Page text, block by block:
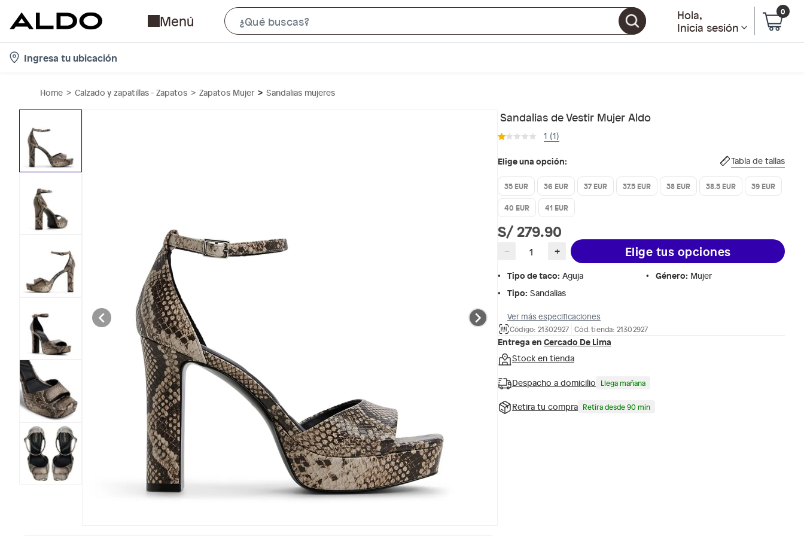
Menú
e
Hola,
Inicia sesión
0
Ingresa tu ubicación
Home Calzado y zapatillas - Zapatos Zapatos Mujer Sandalias mujeres
Sandalias de Vestir Mujer Aldo
1 (1)
Elige una opción: Tabla de tallas
35 EUR 36 EUR 37 EUR 37.5 EUR 38 EUR 38.5 EUR
39 EUR
40 EUR
41 EUR
S/ 279.90
− + Elige tus opciones
Tipo de taco: Aguja Género: Mujer
Tipo: Sandalias
Ver más especificaciones
Código: 21302927 Cód. tienda: 21302927
Entrega en Cercado De Lima
Stock en tienda
Despacho a domicilio Llega mañana
Retira tu compra Retira desde 90 min